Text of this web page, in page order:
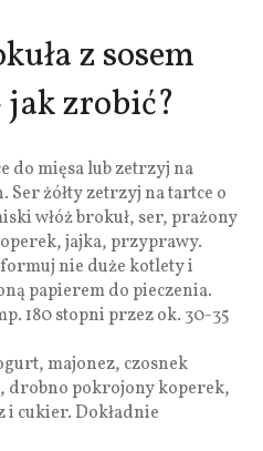
z sosem
zrobić?
do mięsa lub zetrzyj na
Ser żółty zetrzyj na tartce o
włóż brokuł, ser, prażony
jajka, przyprawy.
nie duże kotlety i
papierem do pieczenia.
180 stopni przez ok. 30-35
majonez, czosnek
drobno pokrojony koperek,
i cukier. Dokładnie